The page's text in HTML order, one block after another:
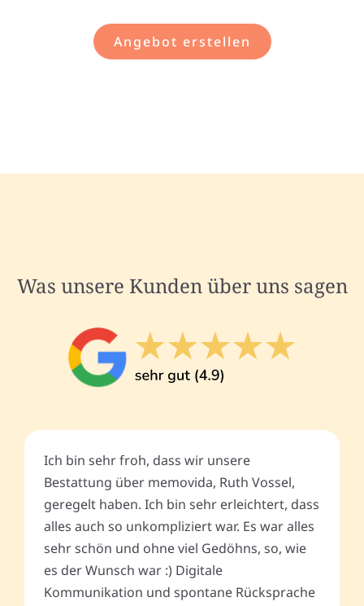
Angebot erstellen
Was unsere Kunden über uns sagen
Ich bin sehr froh, dass wir unsere
Bestattung über memovida, Ruth Vossel,
geregelt haben. Ich bin sehr erleichtert, dass
alles auch so unkompliziert war. Es war alles
sehr schön und ohne viel Gedöhns, so, wie
es der Wunsch war :) Digitale
Kommunikation und spontane Rücksprache